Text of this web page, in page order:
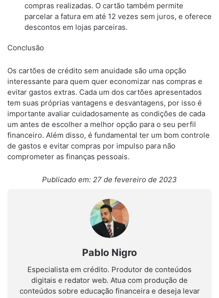
compras realizadas. O cartão também permite
parcelar a fatura em até 12 vezes sem juros, e oferece
descontos em lojas parceiras.
Conclusão
Os cartões de crédito sem anuidade são uma opção
interessante para quem quer economizar nas compras e
evitar gastos extras. Cada um dos cartões apresentados
tem suas próprias vantagens e desvantagens, por isso é
importante avaliar cuidadosamente as condições de cada
um antes de escolher a melhor opção para o seu perfil
financeiro. Além disso, é fundamental ter um bom controle
de gastos e evitar compras por impulso para não
comprometer as finanças pessoais.
Publicado em: 27 de fevereiro de 2023
Pablo Nigro
Especialista em crédito. Produtor de conteúdos
digitais e redator web. Atua com produção de
conteúdos sobre educação financeira e deseja levar